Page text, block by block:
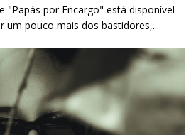
"Papás por Encargo" está disponível
um pouco mais dos bastidores,...